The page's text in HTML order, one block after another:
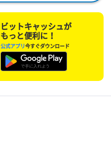
ビットキャッシュが
もっと便利に！
公式アプリ今すぐダウンロード